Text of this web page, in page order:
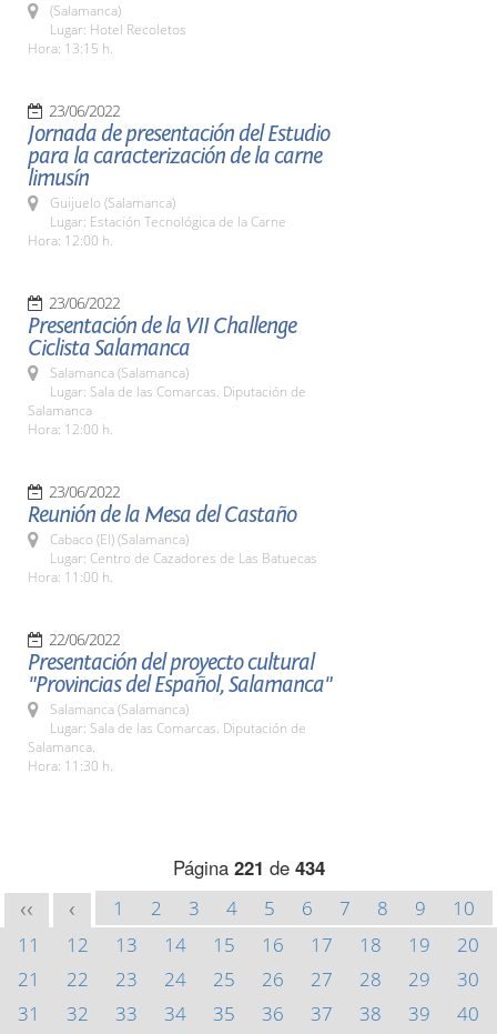
(Salamanca)
Lugar: Hotel Recoletos
Hora: 13:15 h.
23/06/2022
Jornada de presentación del Estudio
para la caracterización de la carne
limusín
Guijuelo (Salamanca)
Lugar: Estación Tecnológica de la Carne
Hora: 12:00 h.
23/06/2022
Presentación de la VII Challenge
Ciclista Salamanca
Salamanca (Salamanca)
Lugar: Sala de las Comarcas. Diputación de
Salamanca
Hora: 12:00 h.
23/06/2022
Reunión de la Mesa del Castaño
Cabaco (El) (Salamanca)
Lugar: Centro de Cazadores de Las Batuecas
Hora: 11:00 h.
22/06/2022
Presentación del proyecto cultural
"Provincias del Español, Salamanca"
Salamanca (Salamanca)
Lugar: Sala de las Comarcas. Diputación de
Salamanca.
Hora: 11:30 h.
Página 221 de 434
<< < 1 2 3 4 5 6 7 8 9
10
11
12 13 14 15 16 17 18 19
20
21
22 23 24 25 26 27 28 29
30
31
32 33 34 35 36 37 38 39
40